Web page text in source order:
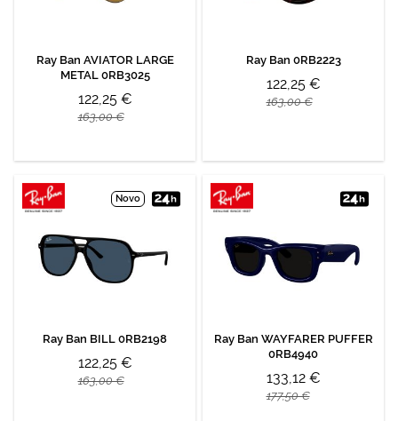
Ray Ban AVIATOR LARGE
METAL 0RB3025
122,25 €
163,00 €
Ray Ban 0RB2223
122,25 €
163,00 €
Novo
Ray Ban BILL 0RB2198
122,25 €
163,00 €
Ray Ban WAYFARER PUFFER
0RB4940
133,12 €
177,50 €